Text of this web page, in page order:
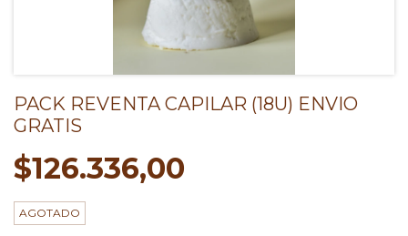
PACK REVENTA CAPILAR (18U) ENVIO
GRATIS
$126.336,00
AGOTADO